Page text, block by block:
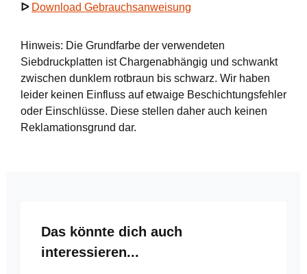
ᐅ Download Gebrauchsanweisung
Hinweis: Die Grundfarbe der verwendeten
Siebdruckplatten ist Chargenabhängig und schwankt
zwischen dunklem rotbraun bis schwarz. Wir haben
leider keinen Einfluss auf etwaige Beschichtungsfehler
oder Einschlüsse. Diese stellen daher auch keinen
Reklamationsgrund dar.
Produktgalerie überspringen
Das könnte dich auch
interessieren...